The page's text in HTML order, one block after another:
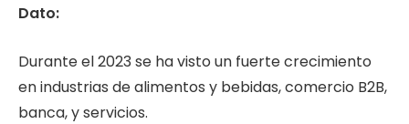
Dato:
Durante el 2023 se ha visto un fuerte crecimiento
en industrias de alimentos y bebidas, comercio B2B,
banca, y servicios.